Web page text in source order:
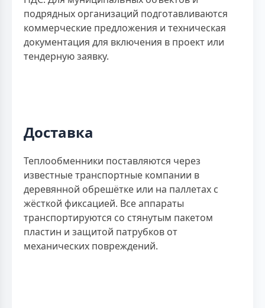
подрядных организаций подготавливаются
коммерческие предложения и техническая
документация для включения в проект или
тендерную заявку.
Доставка
Теплообменники поставляются через
известные транспортные компании в
деревянной обрешётке или на паллетах с
жёсткой фиксацией. Все аппараты
транспортируются со стянутым пакетом
пластин и защитой патрубков от
механических повреждений.